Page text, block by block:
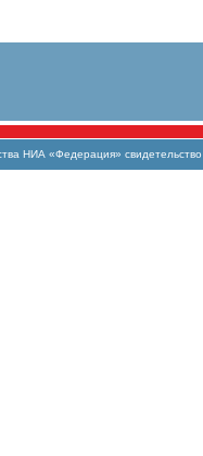
НИА «Федерация»